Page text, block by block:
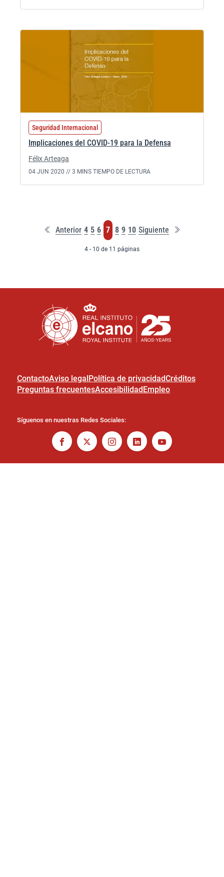
Seguridad Internacional
Implicaciones del COVID-19 para la Defensa
Félix Arteaga
04 JUN 2020 // 3 MINS TIEMPO DE LECTURA
Primera
página
Anterior Página
4 Página
5 Página
6 Página
7 Página
8 Página
9 Página
10 Siguiente
Última
página
4 - 10 de 11 páginas
ContactoAviso legalPolítica de privacidadCréditos
Preguntas frecuentesAccesibilidadEmpleo
Síguenos en nuestras Redes Sociales: